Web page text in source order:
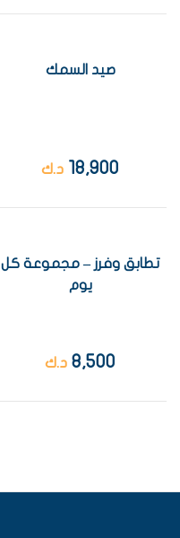
صيد السمك
18,900 د.ك
تطابق وفرز – مجموعة كل
يوم
8,500 د.ك